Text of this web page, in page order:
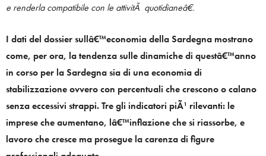
e renderla compatibile con le attivitÃ quotidianeâ€.
I dati del dossier sullâ€™economia della Sardegna mostrano
come, per ora, la tendenza sulle dinamiche di questâ€™anno
in corso per la Sardegna sia di una economia di
stabilizzazione ovvero con percentuali che crescono o calano
senza eccessivi strappi. Tre gli indicatori piÃ¹ rilevanti: le
imprese che aumentano, lâ€™inflazione che si riassorbe, e
lavoro che cresce ma prosegue la carenza di figure